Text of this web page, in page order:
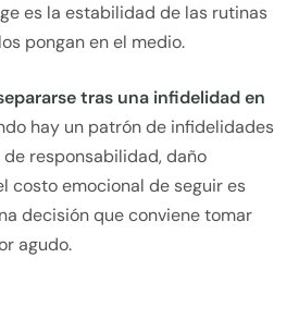
es la estabilidad de las rutinas
pongan en el medio.
tras una infidelidad en
hay un patrón de infidelidades
responsabilidad, daño
costo emocional de seguir es
decisión que conviene tomar
agudo.